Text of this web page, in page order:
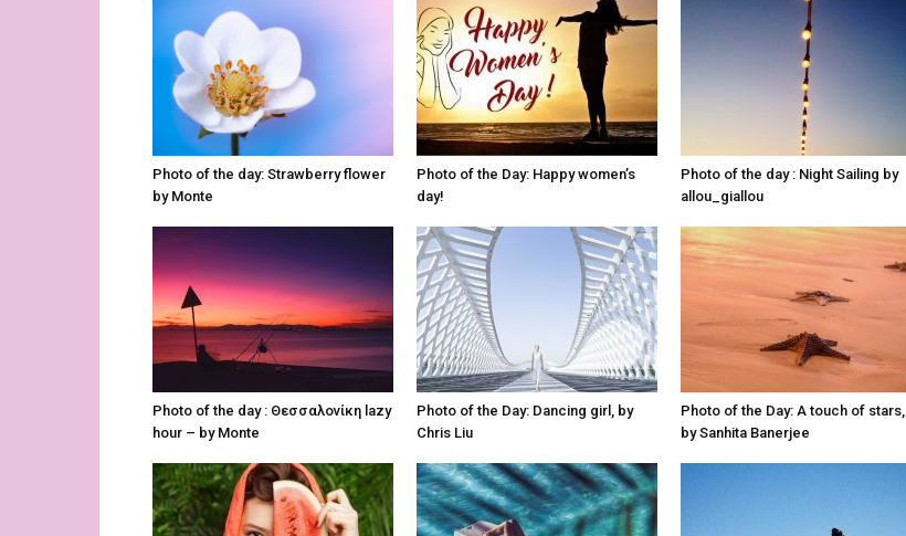
Photo of the day: Strawberry flower
by Monte
Photo of the Day: Happy women’s
day!
Photo of the day : Night Sailing by
allou_giallou
Photo of the day : Θεσσαλονίκη lazy
hour – by Monte
Photo of the Day: Dancing girl, by
Chris Liu
Photo of the Day: A touch of stars,
by Sanhita Banerjee